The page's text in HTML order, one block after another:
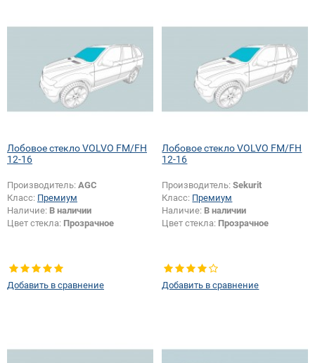
Лобовое стекло VOLVO FM/FH
12-16
Производитель: AGC
Класс: Премиум
Наличие: В наличии
Цвет стекла: Прозрачное
Добавить в сравнение
Лобовое стекло VOLVO FM/FH
12-16
Производитель:Sekurit
Класс: Премиум
Наличие: В наличии
Цвет стекла: Прозрачное
Добавить в сравнение